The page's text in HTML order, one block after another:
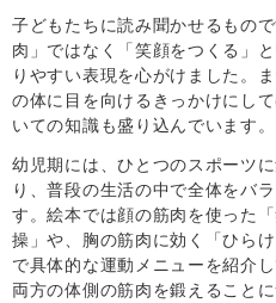
子どもたちに読み聞かせるもの
肉」ではなく「笑顔をつくる」
りやすい表現を心がけました。
の体に目を向けるきっかけにし
いての知識も盛り込んでいます。
幼児期には、ひとつのスポーツ
り、普段の生活の中で全体をバ
す。絵本では顔の筋肉を使った
操」や、胸の筋肉に効く「ひら
で具体的な運動メニューを紹介
両方の体側の筋肉を鍛えること